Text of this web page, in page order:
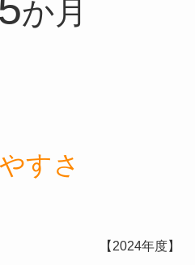
か月
すさ
【2024年度】